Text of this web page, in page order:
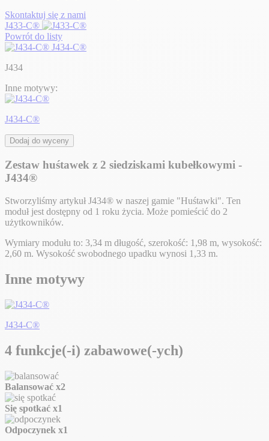
Skontaktuj się z nami
J433-C®
Powrót do listy
J434-C®
J434
Inne motywy:
J434-C®
Dodaj do wyceny
Zestaw huśtawek z 2 siedziskami kubełkowymi -
J434®
Stworzyliśmy artykuł J434® w naszej gamie "Huśtawki". Ten
moduł jest dostępny od 1 roku życia. Może pomieścić do 2
użytkowników.
Wymiary modułu to: 3,34 m długość, szerokość: 1,98 m, wysokość:
2,60 m. Wysokość swobodnego upadku wynosi 1,33 m.
Inne motywy
J434-C®
4 funkcje(-i) zabawowe(-ych)
Balansować x2
Się spotkać x1
Odpoczynek x1